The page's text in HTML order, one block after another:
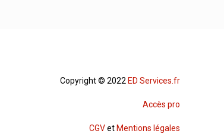
Copyright © 2022 ED Services.fr
Accès pro
CGVet Mentions légales